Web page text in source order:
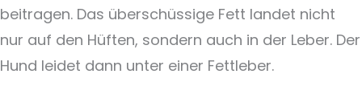
beitragen. Das überschüssige Fett landet nicht
nur auf den Hüften, sondern auch in der Leber. Der
Hund leidet dann unter einer Fettleber.